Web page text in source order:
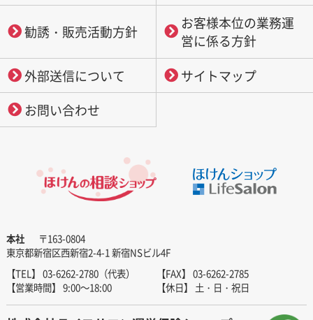
勧誘・販売活動方針
お客様本位の業務運
営に係る方針
外部送信について
サイトマップ
お問い合わせ
本社
〒163-0804
東京都新宿区西新宿2-4-1 新宿NSビル4F
【TEL】 03-6262-2780（代表）
【FAX】 03-6262-2785
【営業時間】 9:00～18:00
【休日】 土・日・祝日